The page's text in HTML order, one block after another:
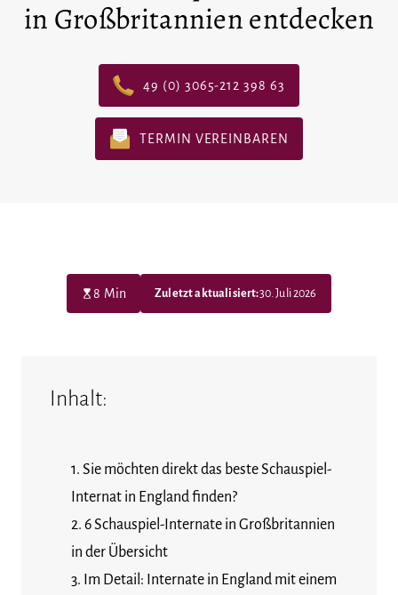
in Großbritannien entdecken
49 (0) 3065-212 398 63
TERMIN VEREINBAREN
8 Min Zuletzt aktualisiert:30. Juli 2026
Inhalt:
Sie möchten direkt das beste Schauspiel-
Internat in England finden?
6 Schauspiel-Internate in Großbritannien
in der Übersicht
Im Detail: Internate in England mit einem